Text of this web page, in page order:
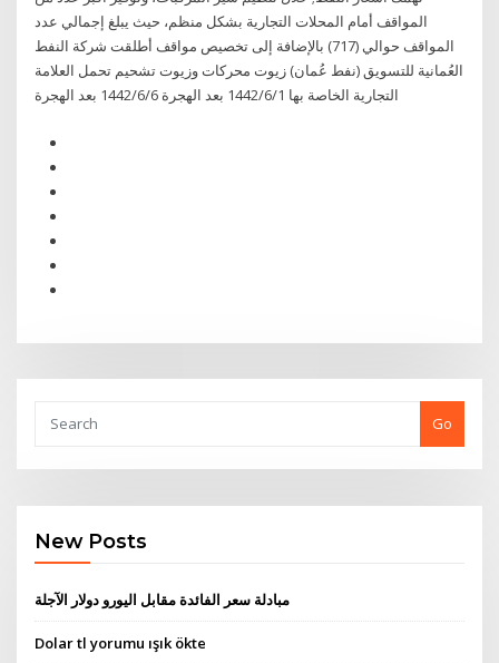
المواقف أمام المحلات التجارية بشكل منظم، حيث يبلغ إجمالي عدد
المواقف حوالي (717) بالإضافة إلى تخصيص مواقف أطلقت شركة النفط
العُمانية للتسويق (نفط عُمان) زيوت محركات وزيوت تشحيم تحمل العلامة
التجارية الخاصة بها 1‏‏/6‏‏/1442 بعد الهجرة 6‏‏/6‏‏/1442 بعد الهجرة
Go
New Posts
مبادلة سعر الفائدة مقابل اليورو دولار الآجلة
Dolar tl yorumu ışık ökte